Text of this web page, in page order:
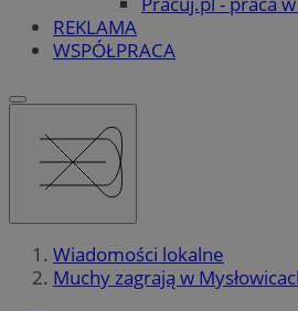
REKLAMA
WSPÓŁPRACA
Wiadomości lokalne
Muchy zagrają w